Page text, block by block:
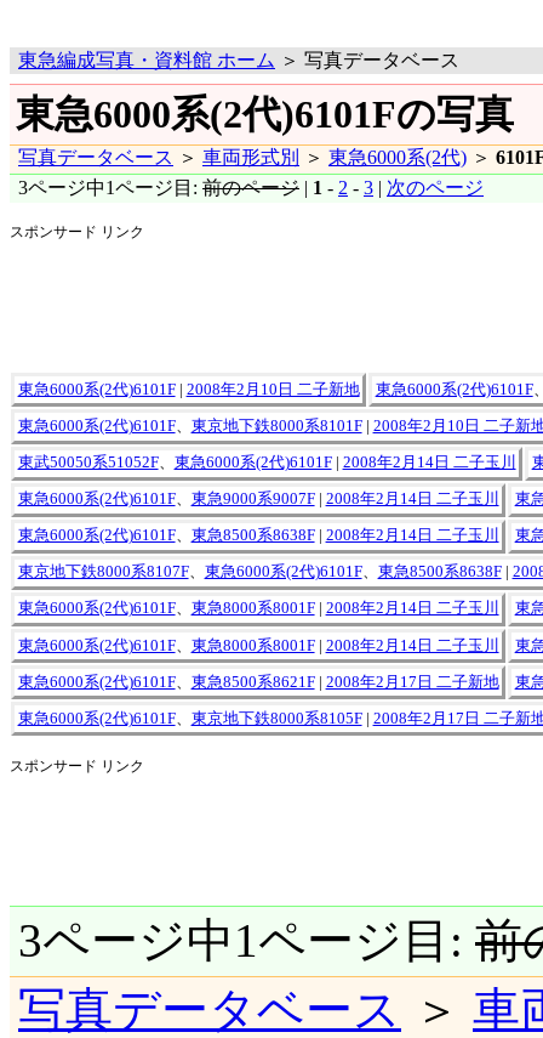
東急編成写真・資料館 ホーム ＞ 写真データベース
東急6000系(2代)6101Fの写真
写真データベース ＞ 車両形式別 ＞ 東急6000系(2代) ＞
3ページ中1ページ目: 前のページ | 1 - 2 - 3 | 次のページ
スポンサード リンク
東急6000系(2代)6101F| 2008年2月10日 二子新地 東急6000系(2代)6101F
東急6000系(2代)6101F、 東京地下鉄8000系8101F| 2008年2月10日 二子新
東武50050系51052F、 東急6000系(2代)6101F| 2008年2月14日 二子玉川
東急6000系(2代)6101F、 東急9000系9007F| 2008年2月14日 二子玉川 東
東急6000系(2代)6101F、 東急8500系8638F| 2008年2月14日 二子玉川 東
東京地下鉄8000系8107F、 東急6000系(2代)6101F、 東急8500系8638F|
東急6000系(2代)6101F、 東急8000系8001F| 2008年2月14日 二子玉川 東
東急6000系(2代)6101F、 東急8000系8001F| 2008年2月14日 二子玉川 東
東急6000系(2代)6101F、 東急8500系8621F| 2008年2月17日 二子新地 東
東急6000系(2代)6101F、 東京地下鉄8000系8105F| 2008年2月17日 二子新
スポンサード リンク
3ページ中1ページ目: 前
写真データベース
＞ 車